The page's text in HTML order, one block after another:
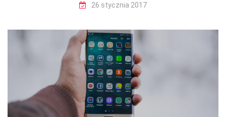
bypoznan.pl
nowiny.media.pl
internetowymarketing.pl
samaprzyjemnosc.pl
infopodatnik.pl
wnetrzestyl.pl
26 stycznia 2017